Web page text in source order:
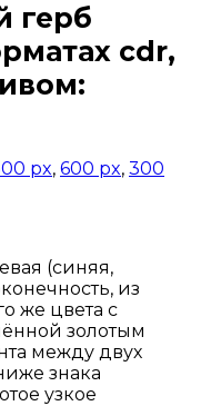
герб
cdr,
px, 600 px, 300
(синяя,
из
же цвета с
золотым
между двух
знака
узкое